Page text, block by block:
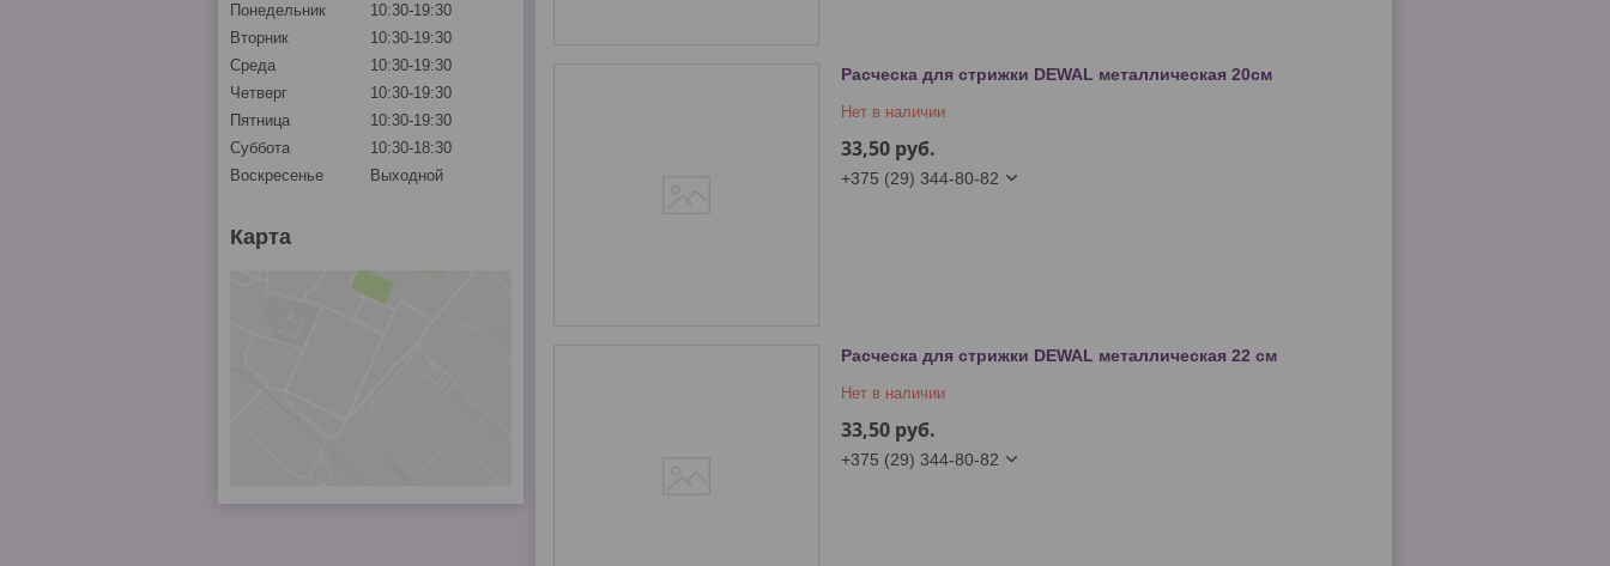
Расческа для стрижки DEWAL металлическая 20см
Нет в наличии
33,50 руб.
+375 (29) 344-80-82
Расческа для стрижки DEWAL металлическая 22 см
Нет в наличии
33,50 руб.
+375 (29) 344-80-82
Понедельник
10:30-19:30
Вторник
10:30-19:30
Среда
10:30-19:30
Четверг
10:30-19:30
Пятница
10:30-19:30
Суббота
10:30-18:30
Воскресенье
Выходной
Карта